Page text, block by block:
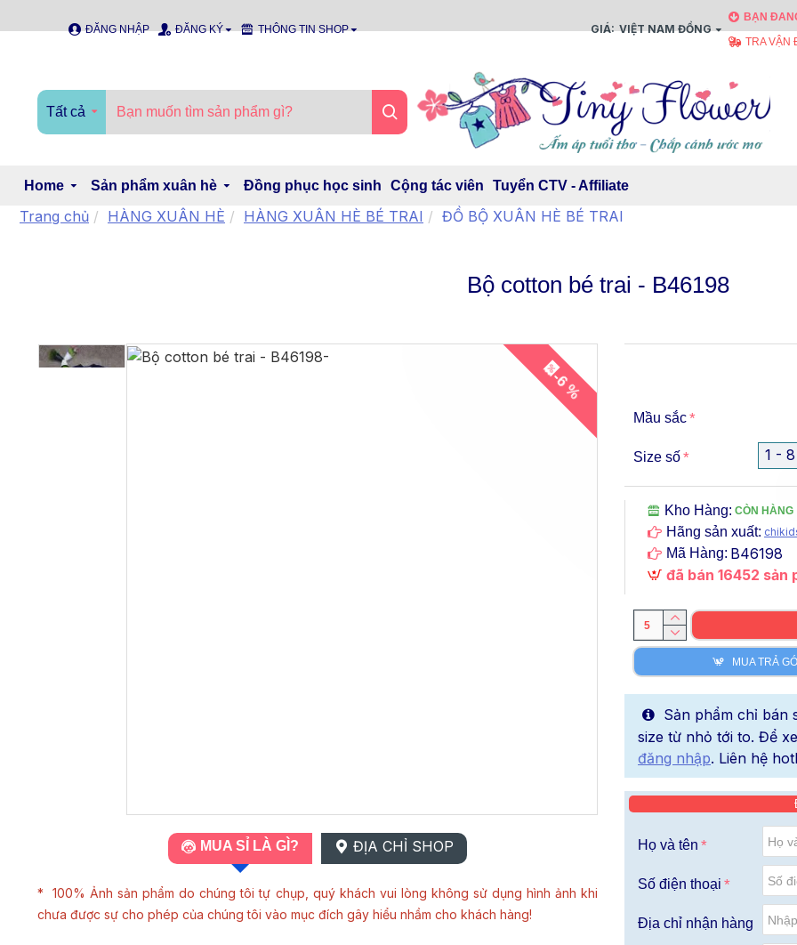
ĐĂNG NHẬP ĐĂNG KÝ THÔNG TIN SHOP GIÁ: VIỆT NAM ĐỒNG
BẠN
TRA VẬN
Tất cả
Home Sản phẩm xuân hè Đồng phục học sinh Cộng tác viên Tuyển CTV - Affiliate
Trang chủ HÀNG XUÂN HÈ HÀNG XUÂN HÈ BÉ TRAI ĐỒ BỘ XUÂN HÈ BÉ TRAI
Bộ cotton bé trai - B46198
-6 %
MUA SỈ LÀ GÌ? ĐỊA CHỈ SHOP
* 100% Ảnh sản phẩm do chúng tôi tự chụp, quý khách vui lòng không sử dụng hình ảnh khi
chưa được sự cho phép của chúng tôi vào mục đích gây hiểu nhầm cho khách hàng!
Kho Hàng: CÒN HÀNG
Hãng sản xuất:
Mã Hàng: B46198
đã bán 16452 sản
Mầu sắc
Size số 1 - 8
MUA TRẢ
Sản phẩm chỉ bán
size từ nhỏ tới to. Để
đăng nhập. Liên hệ
Họ và tên
Số điện thoại
Địa chỉ nhận hàng